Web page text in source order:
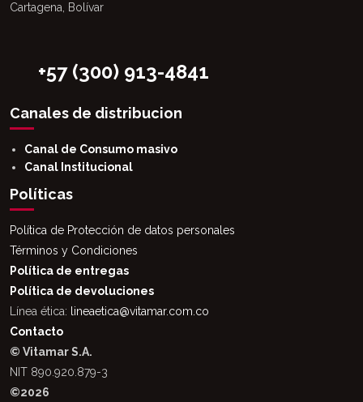
Cartagena, Bolívar
+57 (300) 913-4841
Canales de distribucion
Canal de Consumo masivo
Canal Institucional
Políticas
Política de Protección de datos personales
Términos y Condiciones
Política de entregas
Política de devoluciones
Línea ética:
lineaetica@vitamar.com.co
Contacto
© Vitamar S.A.
NIT 890.920.879-3
©2026